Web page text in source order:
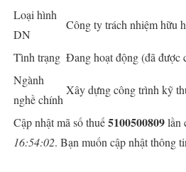
Loại hình
DN
Công ty trách nhiệm hữu
Tình trạng Đang hoạt động (đã
Ngành
nghề chính
Xây dựng công trình kỹ
Cập nhật mã số thuế5100500809lần
16:54:02. Bạn muốn cập nhật thông